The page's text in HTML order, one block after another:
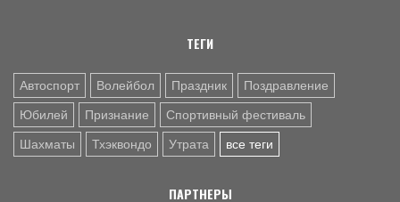
ТЕГИ
Автоспорт Волейбол Праздник Поздравление
Юбилей Признание Спортивный фестиваль
Шахматы Тхэквондо Утрата все теги
ПАРТНЕРЫ